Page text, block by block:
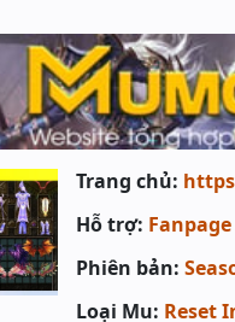
Trang chủ:
Hỗ trợ:
Phiên bản:
Loại Mu: Reset